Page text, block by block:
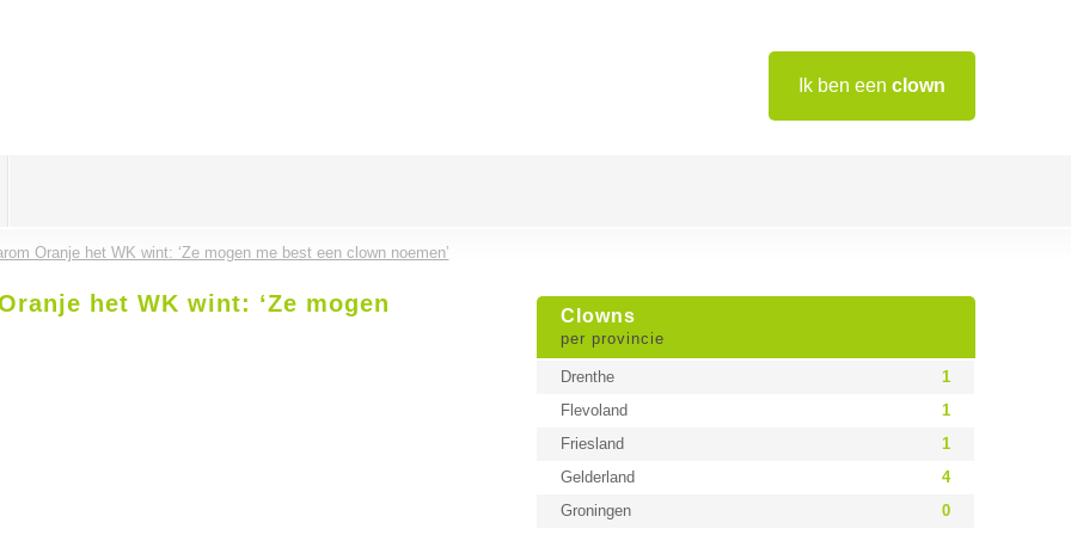
Ik ben een clown
Oranje het WK wint: ‘Ze mogen me best een clown noemen’
Clowns
per provincie
Drenthe
1
Flevoland
1
Friesland
1
Gelderland
4
Groningen
0
het WK wint: ‘Ze mogen